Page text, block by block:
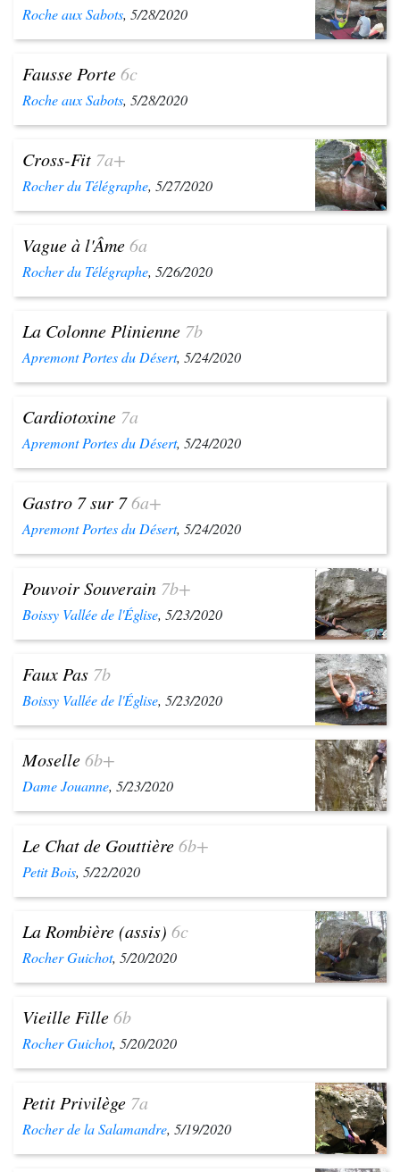
Roche aux Sabots, 5/28/2020
Fausse Porte6c
Roche aux Sabots, 5/28/2020
Cross-Fit 7a+
Rocher du Télégraphe, 5/27/2020
Vague à l'Âme6a
Rocher du Télégraphe, 5/26/2020
La Colonne Plinienne 7b
Apremont Portes du Désert, 5/24/2020
Cardiotoxine 7a
Apremont Portes du Désert, 5/24/2020
Gastro 7 sur 76a+
Apremont Portes du Désert, 5/24/2020
Pouvoir Souverain 7b+
Boissy Vallée de l'Église, 5/23/2020
Faux Pas 7b
Boissy Vallée de l'Église, 5/23/2020
Moselle6b+
Dame Jouanne, 5/23/2020
Le Chat de Gouttière6b+
Petit Bois, 5/22/2020
La Rombière (assis) 6c
Rocher Guichot, 5/20/2020
Vieille Fille6b
Rocher Guichot, 5/20/2020
Petit Privilège 7a
Rocher de la Salamandre, 5/19/2020